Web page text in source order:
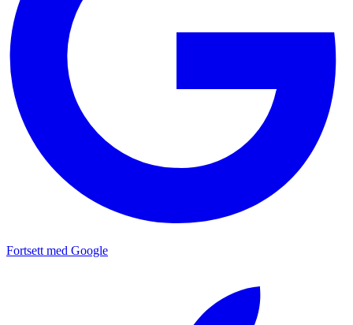
Fortsett med Google